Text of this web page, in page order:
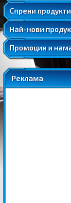
Спрени продукти
Удължени и
Най-нови
Промоции и
Реклама